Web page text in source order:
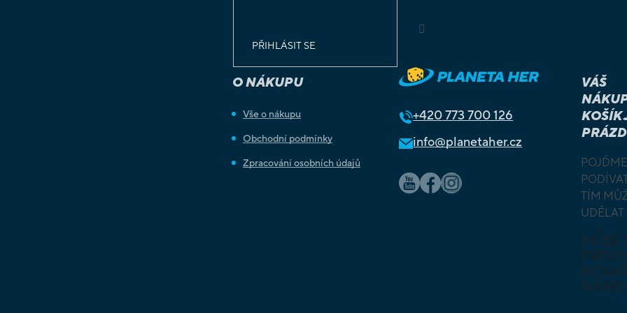
PŘIHLÁSIT SE
O NÁKUPU
Vše o nákupu
Obchodní podmínky
Zpracování osobních údajů
+420773 700 126
info@planetaher.cz
VÁŠ
KOŠÍK
TÍM
UDĚLAT
AT